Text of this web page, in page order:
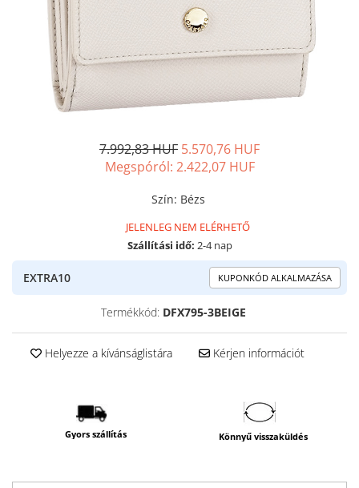
7.992,83 HUF 5.570,76 HUF
Megspóról: 2.422,07 HUF
Szín: Bézs
JELENLEG NEM ELÉRHETŐ
Szállítási idő: 2-4 nap
EXTRA10 KUPONKÓD ALKALMAZÁSA
Termékkód: DFX795-3BEIGE
Helyezze a kívánságlistára Kérjen információt
Gyors szállítás Könnyű visszaküldés